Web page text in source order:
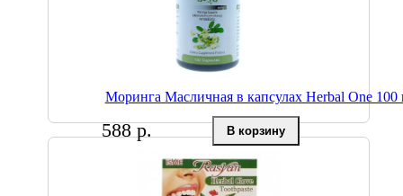
Моринга Масличная в капсулах Herbal One 100
588 р.